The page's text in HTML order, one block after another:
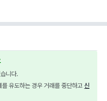
니다.
유도하는 경우 거래를 중단하고 신